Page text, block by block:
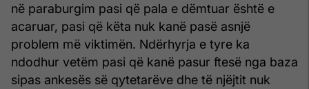
në paraburgim pasi që pala e dëmtuar është e
acaruar, pasi që këta nuk kanë pasë asnjë
problem më viktimën. Ndërhyrja e tyre ka
ndodhur vetëm pasi që kanë pasur ftesë nga baza
sipas ankesës së qytetarëve dhe të njëjtit nuk